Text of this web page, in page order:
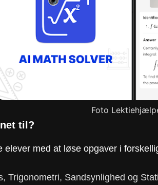
Foto
til?
med at løse opgaver i
Trigonometri, Sandsynlighed og